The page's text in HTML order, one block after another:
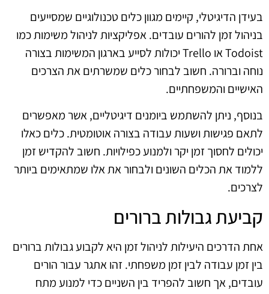
בעידן הדיגיטלי, קיימים מגוון כלים טכנולוגיים שמסייעים
בניהול זמן להורים עובדים. אפליקציות לניהול משימות כמו
Todoist או Trello יכולות לסייע בארגון המשימות בצורה
נוחה וברורה. חשוב לבחור כלים שמשרתים את הצרכים
האישיים והמשפחתיים.
בנוסף, ניתן להשתמש ביומנים דיגיטליים, אשר מאפשרים
לתאם פגישות ושעות עבודה בצורה אוטומטית. כלים כאלו
יכולים לחסוך זמן יקר ולמנוע כפילויות. חשוב להקדיש זמן
ללמוד את הכלים השונים ולבחור את אלו שמתאימים ביותר
לצרכים.
קביעת גבולות ברורים
אחת הדרכים היעילות לניהול זמן היא לקבוע גבולות ברורים
בין זמן עבודה לבין זמן משפחתי. זהו אתגר עבור הורים
עובדים, אך חשוב להפריד בין השניים כדי למנוע מתח